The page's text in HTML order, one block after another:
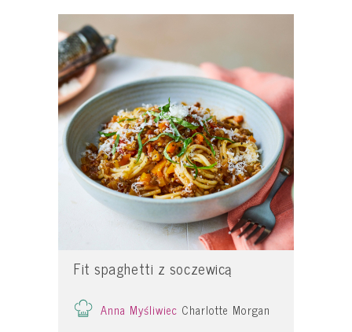
Fit spaghetti z soczewicą
Anna Myśliwiec Charlotte Morgan